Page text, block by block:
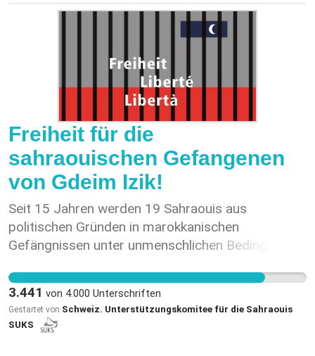
Freiheit für die
sahraouischen Gefangenen
von Gdeim Izik!
Seit 15 Jahren werden 19 Sahraouis aus
politischen Gründen in marokkanischen
Gefängnissen unter unmenschlichen Bedingungen
Gdeim Izik eine friedliche Massendemonstration
gegen die illegale Besetzung der Westsahara
durch das Königreich Marokko. Diese Journalisten
und Menschenrechts-Aktivisten verbüssen
3.441 von 4.000 Unterschriften
Gestartet von Schweiz. Unterstützungskomitee für die Sahraouis
SUKS